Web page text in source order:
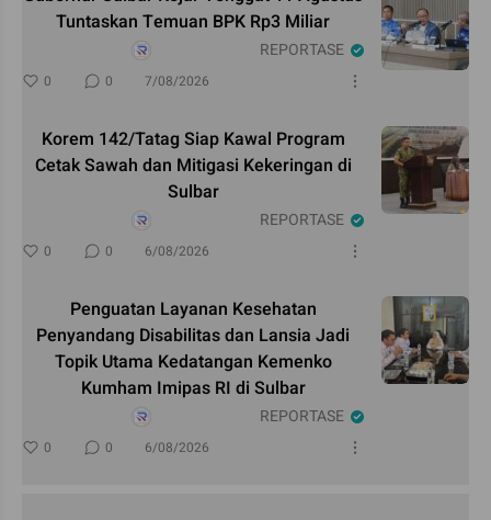
Tuntaskan Temuan BPK Rp3 Miliar
REPORTASE
0 0 7/08/2026
Korem 142/Tatag Siap Kawal Program
Cetak Sawah dan Mitigasi Kekeringan di
Sulbar
REPORTASE
0 0 6/08/2026
Penguatan Layanan Kesehatan
Penyandang Disabilitas dan Lansia Jadi
Topik Utama Kedatangan Kemenko
Kumham Imipas RI di Sulbar
REPORTASE
0 0 6/08/2026